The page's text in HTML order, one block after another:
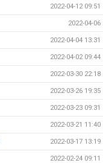
2022-04-12 09:51
2022-04-06
2022-04-04 13:31
2022-04-02 09:44
2022-03-30 22:18
2022-03-26 19:35
2022-03-23 09:31
2022-03-21 11:40
2022-03-17 13:19
2022-02-24 09:11